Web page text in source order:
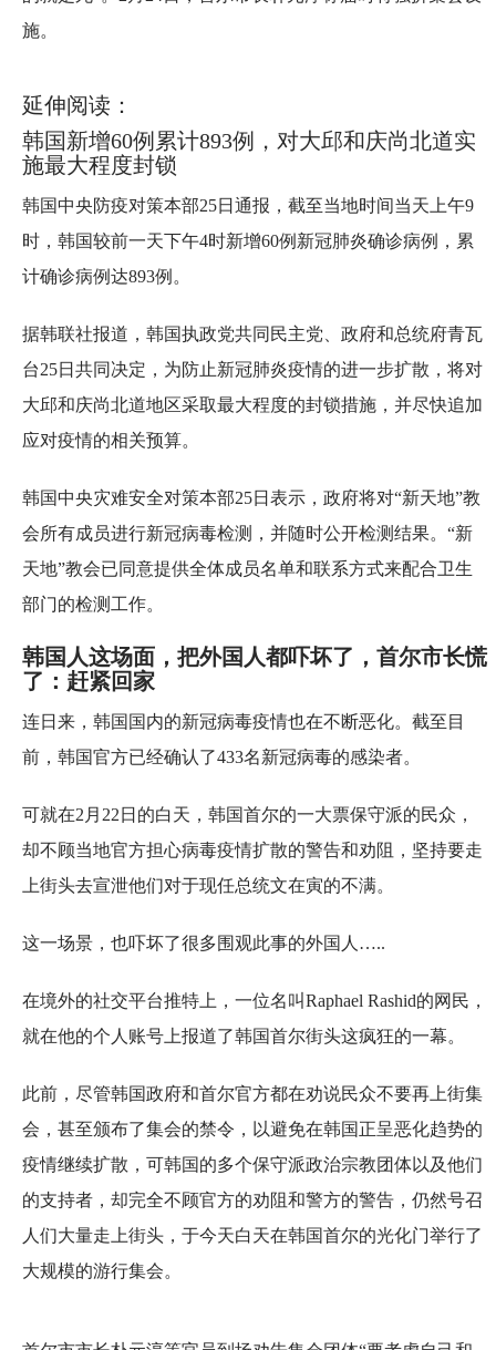
施。
延伸阅读：
韩国新增60例累计893例，对大邱和庆尚北道实
施最大程度封锁
韩国中央防疫对策本部25日通报，截至当地时间当天上午9
时，韩国较前一天下午4时新增60例新冠肺炎确诊病例，累
计确诊病例达893例。
据韩联社报道，韩国执政党共同民主党、政府和总统府青瓦
台25日共同决定，为防止新冠肺炎疫情的进一步扩散，将对
大邱和庆尚北道地区采取最大程度的封锁措施，并尽快追加
应对疫情的相关预算。
韩国中央灾难安全对策本部25日表示，政府将对“新天地”教
会所有成员进行新冠病毒检测，并随时公开检测结果。“新
天地”教会已同意提供全体成员名单和联系方式来配合卫生
部门的检测工作。
韩国人这场面，把外国人都吓坏了，首尔市长慌
了：赶紧回家
连日来，韩国国内的新冠病毒疫情也在不断恶化。截至目
前，韩国官方已经确认了433名新冠病毒的感染者。
可就在2月22日的白天，韩国首尔的一大票保守派的民众，
却不顾当地官方担心病毒疫情扩散的警告和劝阻，坚持要走
上街头去宣泄他们对于现任总统文在寅的不满。
这一场景，也吓坏了很多围观此事的外国人…..
在境外的社交平台推特上，一位名叫Raphael Rashid的网民，
就在他的个人账号上报道了韩国首尔街头这疯狂的一幕。
此前，尽管韩国政府和首尔官方都在劝说民众不要再上街集
会，甚至颁布了集会的禁令，以避免在韩国正呈恶化趋势的
疫情继续扩散，可韩国的多个保守派政治宗教团体以及他们
的支持者，却完全不顾官方的劝阻和警方的警告，仍然号召
人们大量走上街头，于今天白天在韩国首尔的光化门举行了
大规模的游行集会。